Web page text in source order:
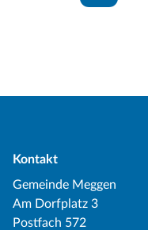
Kontakt
Gemeinde Meggen
Am Dorfplatz 3
Postfach 572